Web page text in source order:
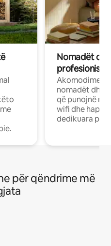
Nomadët
Akomodime
nomadët dhe
që punojnë në
wifi dhe
dedikuara
për qëndrime më